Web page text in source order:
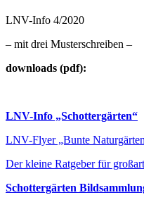
LNV-Info 4/2020
– mit drei Musterschreiben –
downloads (pdf):
LNV-Info „Schottergärten“
LNV-Flyer „Bunte
Der kleine Ratgeber für
Schottergärten